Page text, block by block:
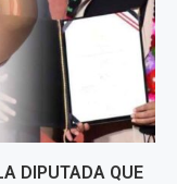
DIPUTADA QUE